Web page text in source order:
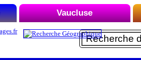
Vaucluse
Liste des Microrégions :
Avignon